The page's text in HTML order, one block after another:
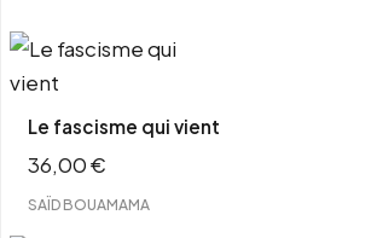
Le fascisme qui vient
36,00€
SAÏD BOUAMAMA